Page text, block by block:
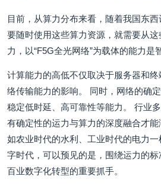
目前，从算力分布来看，随着我国东
要随时使用这些算力资源，就需要从
力，以“F5G全光网络”为载体的能力是
计算能力的高低不仅取决于服务器和
络传输能力的影响。 同时，网络的确
稳定低时延、高可靠性等能力。 行业
有确定性的运力与算力的深度融合才
如农业时代的水利、工业时代的电力
字时代，可以预见的是，围绕运力的
百业数字化转型的重要抓手。